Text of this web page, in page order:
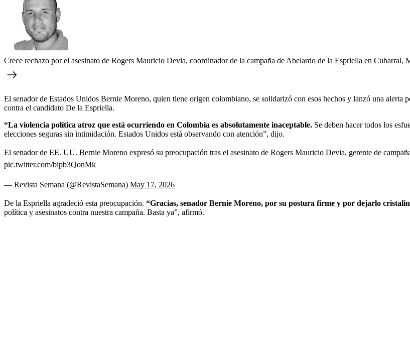
Crece rechazo por el asesinato de Rogers Mauricio Devia, coordinador de la campaña de Abelardo de la Espriella en Cubarral,
El senador de Estados Unidos Bernie Moreno, quien tiene origen colombiano, se solidarizó con esos hechos y lanzó una alerta
contra el candidato De la Espriella.
“La violencia política atroz que está ocurriendo en Colombia es absolutamente inaceptable. Se deben hacer todos los
elecciones seguras sin intimidación. Estados Unidos está observando con atención”, dijo.
El senador de EE. UU. Bernie Moreno expresó su preocupación tras el asesinato de Rogers Mauricio Devia, gerente de
pic.twitter.com/bipb3QonMk
— Revista Semana (@RevistaSemana) May 17, 2026
De la Espriella agradeció esta preocupación. “Gracias, senador Bernie Moreno, por su postura firme y por dejarlo
política y asesinatos contra nuestra campaña. Basta ya”, afirmó.